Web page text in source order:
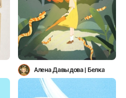
Алена Давыдова | Белка